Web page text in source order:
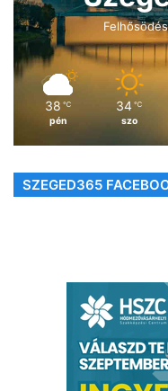
Felhősödés
38 ℃
pén
34 ℃
szo
SZEGED365